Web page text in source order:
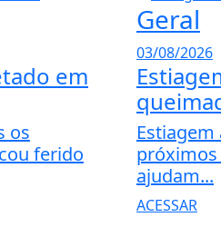
em
os
ferido
Geral
03/08/2026
próximos
ajudam...
ACESSAR